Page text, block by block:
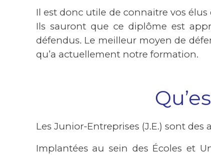
Il est donc utile de connaitre vos
Ils sauront que ce diplôme est
défendus. Le meilleur moyen de
qu’a actuellement notre formation.
Les Junior-Entreprises (J.E.) sont
Implantées au sein des Écoles et